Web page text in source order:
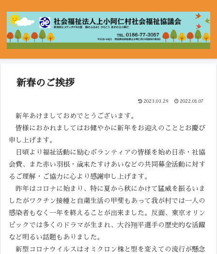
新春のご挨拶
2023.03.29 2022.01.07
新年あけましておめでとうございます。
皆様におかれましてはお健やかに新年をお迎えのこととお慶び
申し上げます。
日頃より福祉活動に励むボランティアの皆様を始め日赤・社協
会費、また赤い羽根・歳末たすけあいなどの共同募金活動に対す
るご理解・ご協力に心より感謝申し上げます。
昨年はコロナに始まり、特に夏から秋にかけて猛威を振るいま
したがワクチン接種と自粛生活の甲斐もあって我が村では一人の
感染者もなく一年を終えることが出来ました。反面、東京オリン
ピックでは多くのドラマが生まれ、大谷翔平選手の歴史的な活躍
など明るい話題もありました。
新型コロナウイルスはオミクロン株と型を変えての流行が懸念